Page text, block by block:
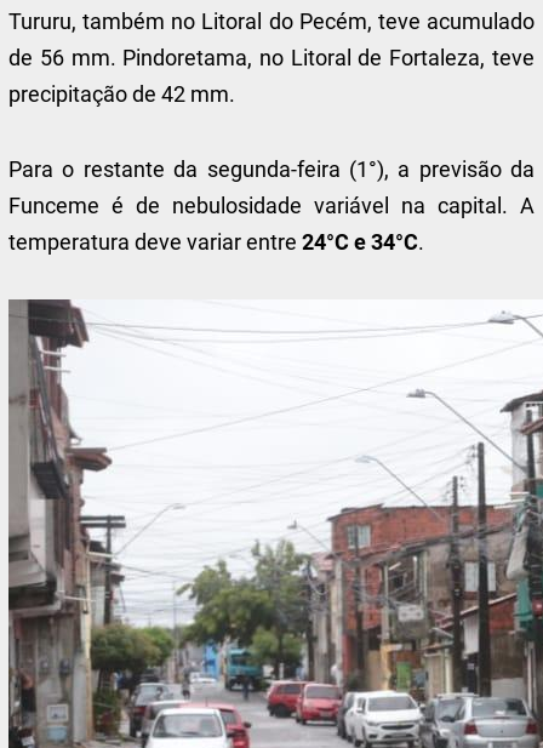
Tururu, também no Litoral do Pecém, teve acumulado
de 56 mm. Pindoretama, no Litoral de Fortaleza, teve
precipitação de 42 mm.
Para o restante da segunda-feira (1°), a previsão da
Funceme é de nebulosidade variável na capital. A
temperatura deve variar entre24°C e 34°C.